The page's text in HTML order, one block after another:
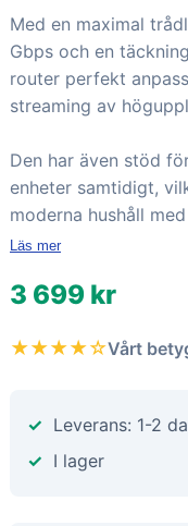
Med en maximal
Gbps och en
router perfekt
streaming av
Den har även stöd
enheter samtidigt,
moderna hushåll
Läs mer
3 699 kr
★★★★☆Vårt
Leverans: 1-2
I lager